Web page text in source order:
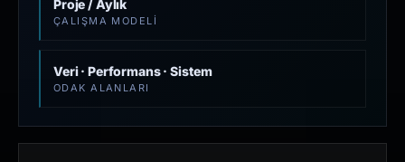
Proje / Aylık
ÇALIŞMA MODELI
Veri · Performans · Sistem
ODAK ALANLARI